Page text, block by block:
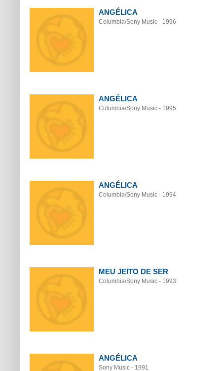
ANGÉLICA
Columbia/Sony Music - 1996
ANGÉLICA
Columbia/Sony Music - 1995
ANGÉLICA
Columbia/Sony Music - 1994
MEU JEITO DE SER
Columbia/Sony Music - 1993
ANGÉLICA
Sony Music - 1991